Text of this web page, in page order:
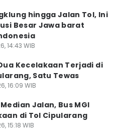
hingga Jalan Tol, Ini
Besar Jawa barat
14:43 WIB
Kecelakaan Terjadi di
Satu Tewas
16:09 WIB
Jalan, Bus MGI
di Tol Cipularang
15:18 WIB